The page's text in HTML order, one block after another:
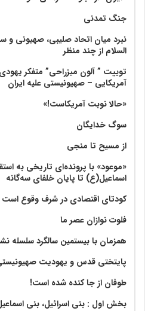
جنگ تمدنی
نبرد میان اتحاد صلیبی، صهیونی و
السلام از چند منظر
توییت ” آلون میزراحی” متفکر
آمریکایی – صهیونیستی علیه ایران
«حالا نوبت آمریکاست!»
سوگ خدایگان
از مسیح تا منجی
«موعود» با پرونده‌ای تاریخی به
اسماعیل(ع) تا پایان خلفای سه‌گانه
کودتای اقتصادی در شرف وقوع است
فلوت نوازان عصر ما
همزمان با بیستمین سالگرد
پایتختی قدس و یهودیت
طوفان از جا کنده شده است!
بخش اول : بنی اسرائیل، بنی